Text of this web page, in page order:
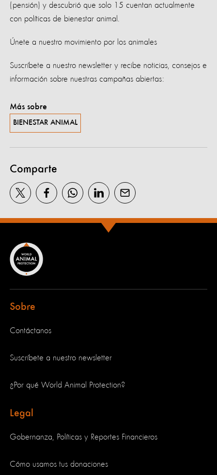
(pensión) y descubrió que solo 15 cuentan actualmente
con políticas de bienestar animal.
Únete a nuestro movimiento por los animales
Suscríbete a nuestro newsletter y recibe noticias, consejos e
información sobre nuestras campañas abiertas:
Más sobre
BIENESTAR ANIMAL
Comparte
Sobre
Contáctanos
Suscríbete a nuestro newsletter
¿Por qué World Animal Protection?
Legal
Gobernanza, Políticas y Reportes Financieros
Cómo usamos tus donaciones